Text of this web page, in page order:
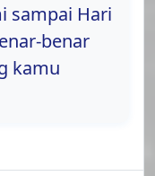
sampai Hari
benar
kamu